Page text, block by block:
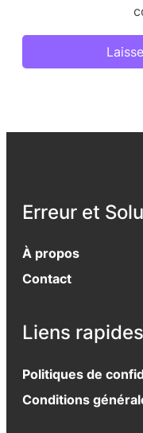
Erreur et
À propos
Contact
Liens rapides
Politiques de
Conditions